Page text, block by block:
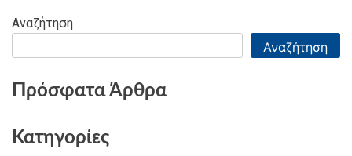
Αναζήτηση
Αναζήτηση
Πρόσφατα Άρθρα
Κατηγορίες